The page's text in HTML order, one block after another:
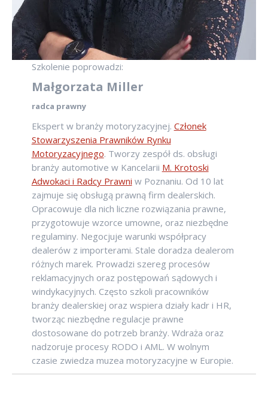
Szkolenie poprowadzi:
Małgorzata Miller
radca prawny
Ekspert w branży motoryzacyjnej. Członek
Stowarzyszenia Prawników Rynku
Motoryzacyjnego. Tworzy zespół ds. obsługi
branży automotive w Kancelarii M. Krotoski
Adwokaci i Radcy Prawni w Poznaniu. Od 10 lat
zajmuje się obsługą prawną firm dealerskich.
Opracowuje dla nich liczne rozwiązania prawne,
przygotowuje wzorce umowne, oraz niezbędne
regulaminy. Negocjuje warunki współpracy
dealerów z importerami. Stale doradza dealerom
różnych marek. Prowadzi szereg procesów
reklamacyjnych oraz postępowań sądowych i
windykacyjnych. Często szkoli pracowników
branży dealerskiej oraz wspiera działy kadr i HR,
tworząc niezbędne regulacje prawne
dostosowane do potrzeb branży. Wdraża oraz
nadzoruje procesy RODO i AML. W wolnym
czasie zwiedza muzea motoryzacyjne w Europie.